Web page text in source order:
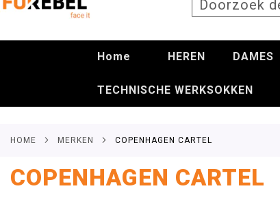
Home HEREN DAMES
TECHNISCHE WERKSOKKEN
HOME MERKEN COPENHAGEN CARTEL
COPENHAGEN CARTEL